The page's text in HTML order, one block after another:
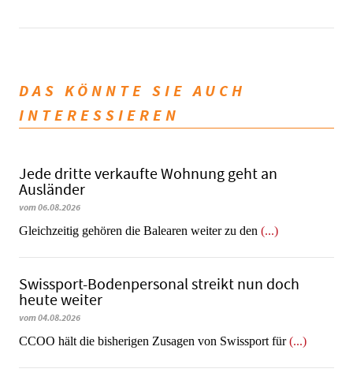
DAS KÖNNTE SIE AUCH
INTERESSIEREN
Jede dritte verkaufte Wohnung geht an
Ausländer
vom 06.08.2026
Gleichzeitig gehören die Balearen weiter zu den (...)
Swissport-Bodenpersonal streikt nun doch
heute weiter
vom 04.08.2026
CCOO hält die bisherigen Zusagen von Swissport für(...)